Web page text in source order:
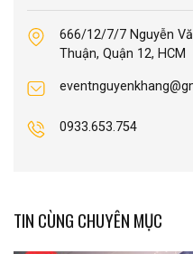
666/12/7/7 Nguyễn
Thuận, Quận 12, HCM
0933.653.754
TIN CÙNG CHUYÊN MỤC